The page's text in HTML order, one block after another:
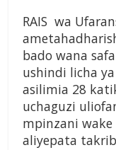
RAIS wa
bado wana
ushindi licha
asilimia 28
uchaguzi
mpinzani wake
aliyepata